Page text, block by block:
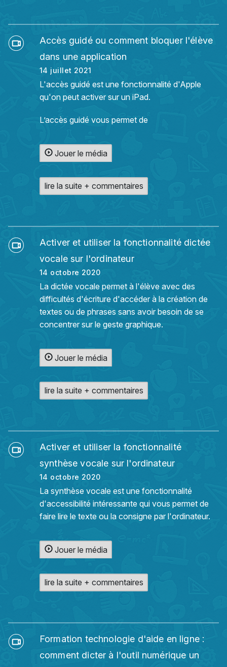
Accès guidé ou comment bloquer l'élève
dans une application
14 juillet 2021
L'accès guidé est une fonctionnalité d'Apple
qu'on peut activer sur un iPad.
L’accès guidé vous permet de
Jouer le média
lire la suite + commentaires
Activer et utiliser la fonctionnalité dictée
vocale sur l'ordinateur
14 octobre 2020
La dictée vocale permet à l'élève avec des
difficultés d'écriture d'accéder à la création de
textes ou de phrases sans avoir besoin de se
concentrer sur le geste graphique.
Jouer le média
lire la suite + commentaires
Activer et utiliser la fonctionnalité
synthèse vocale sur l'ordinateur
14 octobre 2020
La synthèse vocale est une fonctionnalité
d'accessibilité intéressante qui vous permet de
faire lire le texte ou la consigne par l'ordinateur.
Jouer le média
lire la suite + commentaires
Formation technologie d'aide en ligne :
comment dicter à l'outil numérique un